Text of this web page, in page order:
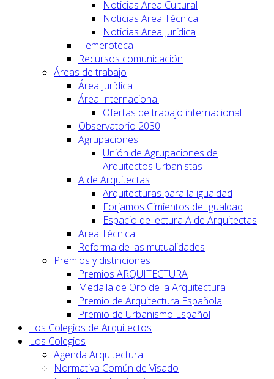
Noticias Area Cultural
Noticias Area Técnica
Noticias Area Jurídica
Hemeroteca
Recursos comunicación
Áreas de trabajo
Área Jurídica
Área Internacional
Ofertas de trabajo internacional
Observatorio 2030
Agrupaciones
Unión de Agrupaciones de
Arquitectos Urbanistas
A de Arquitectas
Arquitecturas para la igualdad
Forjamos Cimientos de Igualdad
Espacio de lectura A de Arquitectas
Area Técnica
Reforma de las mutualidades
Premios y distinciones
Premios ARQUITECTURA
Medalla de Oro de la Arquitectura
Premio de Arquitectura Española
Premio de Urbanismo Español
Los Colegios de Arquitectos
Los Colegios
Agenda Arquitectura
Normativa Común de Visado